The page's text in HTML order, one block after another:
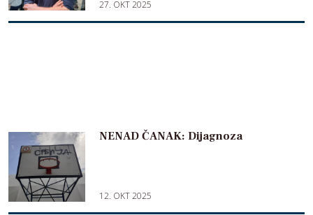
27. OKT 2025
NENAD ČANAK: Dijagnoza
12. OKT 2025